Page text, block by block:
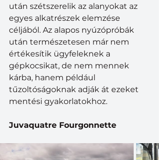
után szétszerelik az alanyokat az
egyes alkatrészek elemzése
céljából. Az alapos nyúzópróbák
után természetesen már nem
értékesítik ügyfeleknek a
gépkocsikat, de nem mennek
kárba, hanem például
tűzoltóságoknak adják át ezeket
mentési gyakorlatokhoz.
Juvaquatre Fourgonnette